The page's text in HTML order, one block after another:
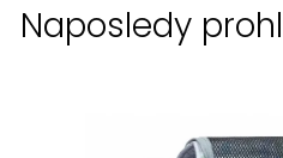
Naposledy